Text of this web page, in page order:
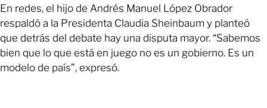
En redes, el hijo de Andrés Manuel López Obrador
respaldó a la Presidenta Claudia Sheinbaum y planteó
que detrás del debate hay una disputa mayor. “Sabemos
bien que lo que está en juego no es un gobierno. Es un
modelo de país”, expresó.